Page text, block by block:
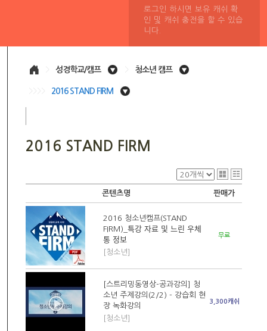
로그인 하시면 보유 캐쉬 확
인 및 캐쉬 충전을 할 수 있습
니다.
성경학교/캠프 청소년 캠프
2016 STAND FIRM
2016 STAND FIRM
콘텐츠명 판매가
2016 청소년캠프(STAND
FIRM)_특강 자료 및 느린 우체
통 정보
[청소년]
무료
[스트리밍동영상-공과강의] 청
소년 주제강의(2/2) - 강습회 현
장 녹화강의
[청소년]
3,300캐쉬